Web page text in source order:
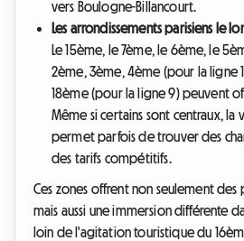
vers Boulogne-Billancourt.
Les arrondissements parisiens le
Le 15ème, le 7ème, le 6ème, le
2ème, 3ème, 4ème (pour la ligne
18ème (pour la ligne 9) peuvent
Même si certains sont centraux, la
permet parfois de trouver des
des tarifs compétitifs.
Ces zones offrent non seulement des
mais aussi une immersion différente
loin de l'agitation touristique du